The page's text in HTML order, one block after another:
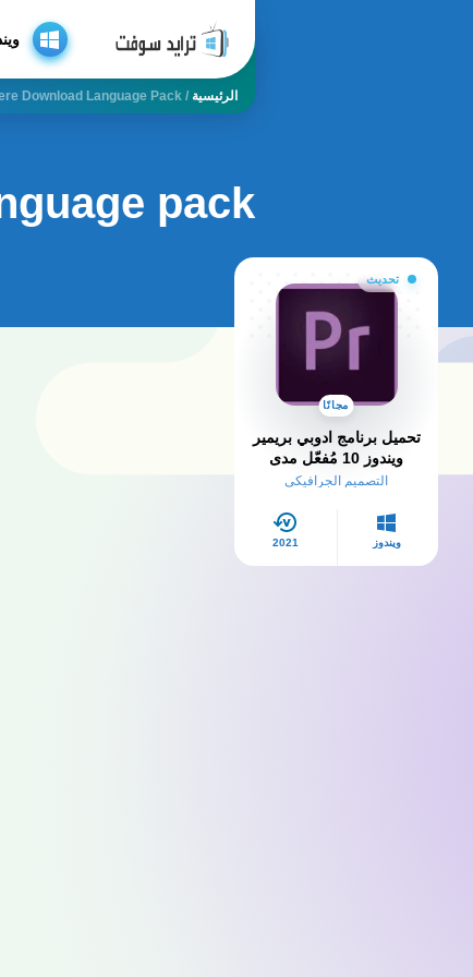
الرئيسية /
Download Language Pack
pack
تحديث
مجانًا
تحميل برنامج ادوبي بريمير
ويندوز 10 مُفعّل مدى
الحياة من ميديا فاير
التصميم الجرافيكي
ويندوز 2021